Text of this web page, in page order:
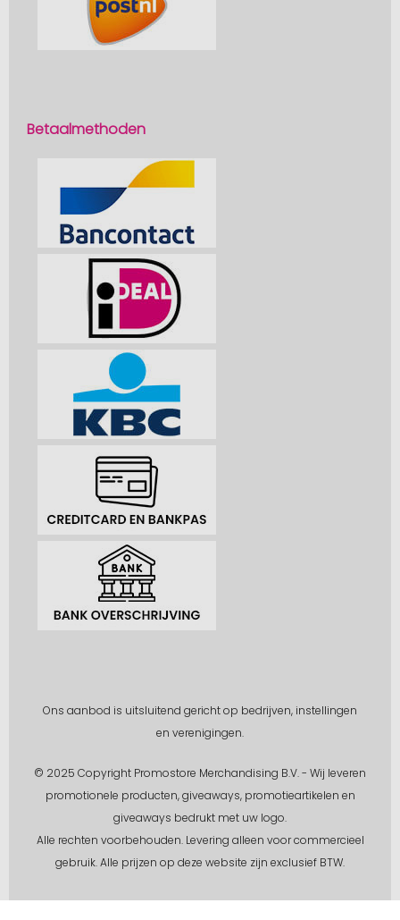
Betaalmethoden
Ons aanbod is uitsluitend gericht op bedrijven, instellingen
en verenigingen.
© 2025 Copyright Promostore Merchandising B.V. - Wij leveren
promotionele producten, giveaways, promotieartikelen en
giveaways bedrukt met uw logo.
Alle rechten voorbehouden.Levering alleen voor commercieel
gebruik. Alle prijzen op deze website zijn exclusief BTW.